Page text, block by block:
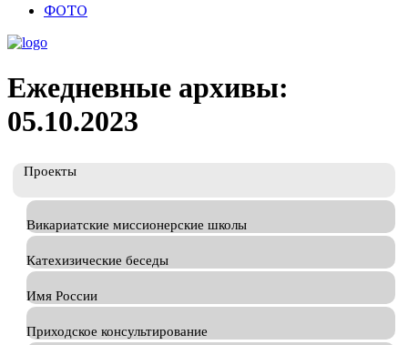
ФОТО
Ежедневные архивы:
05.10.2023
Проекты
Викариатские миссионерские школы
Катехизические беседы
Имя России
Приходское консультирование